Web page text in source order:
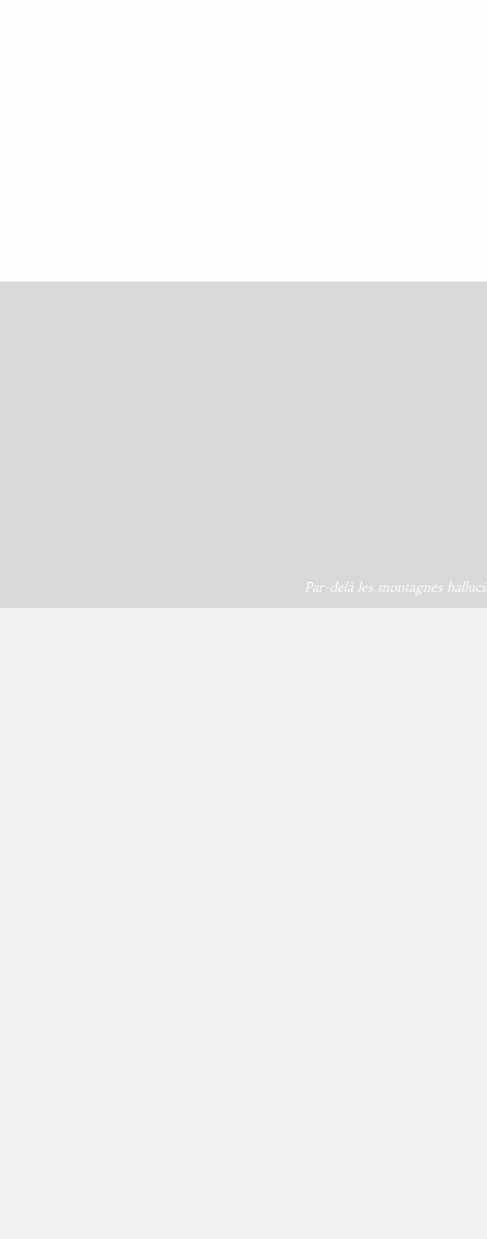
Par-delà les montagnes